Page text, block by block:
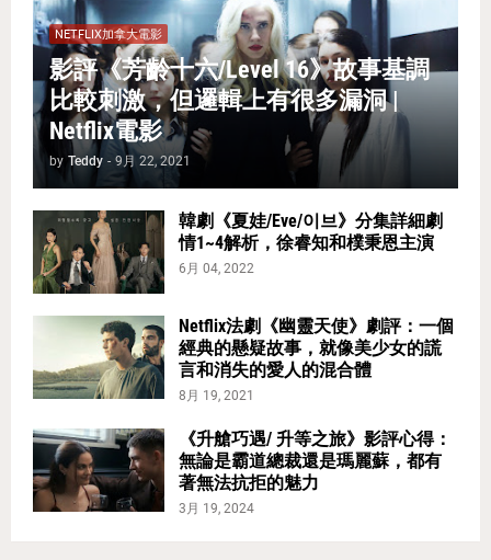
NETFLIX加拿大電影
影評《芳齡十六/Level 16》故事基調
比較刺激，但邏輯上有很多漏洞 |
Netflix電影
by Teddy - 9月 22, 2021
韓劇《夏娃/Eve/이브》分集詳細劇
情1~4解析，徐睿知和樸秉恩主演
6月 04, 2022
Netflix法劇《幽靈天使》劇評：一個
經典的懸疑故事，就像美少女的謊
言和消失的愛人的混合體
8月 19, 2021
《升艙巧遇/ 升等之旅》影評心得：
無論是霸道總裁還是瑪麗蘇，都有
著無法抗拒的魅力
3月 19, 2024